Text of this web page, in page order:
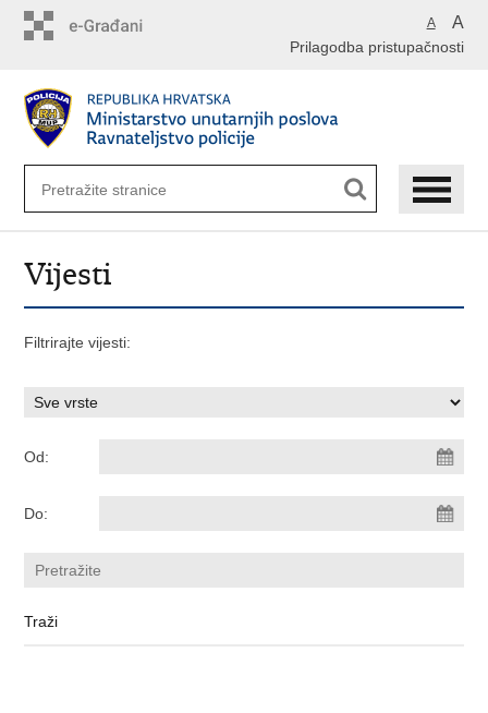
A A
Prilagodba pristupačnosti
Vijesti
Filtrirajte vijesti:
Od:
Do: